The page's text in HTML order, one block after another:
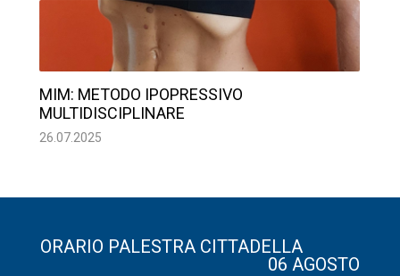
MIM: METODO IPOPRESSIVO
MULTIDISCIPLINARE
26.07.2025
ORARIO PALESTRA CITTADELLA
06 AGOSTO